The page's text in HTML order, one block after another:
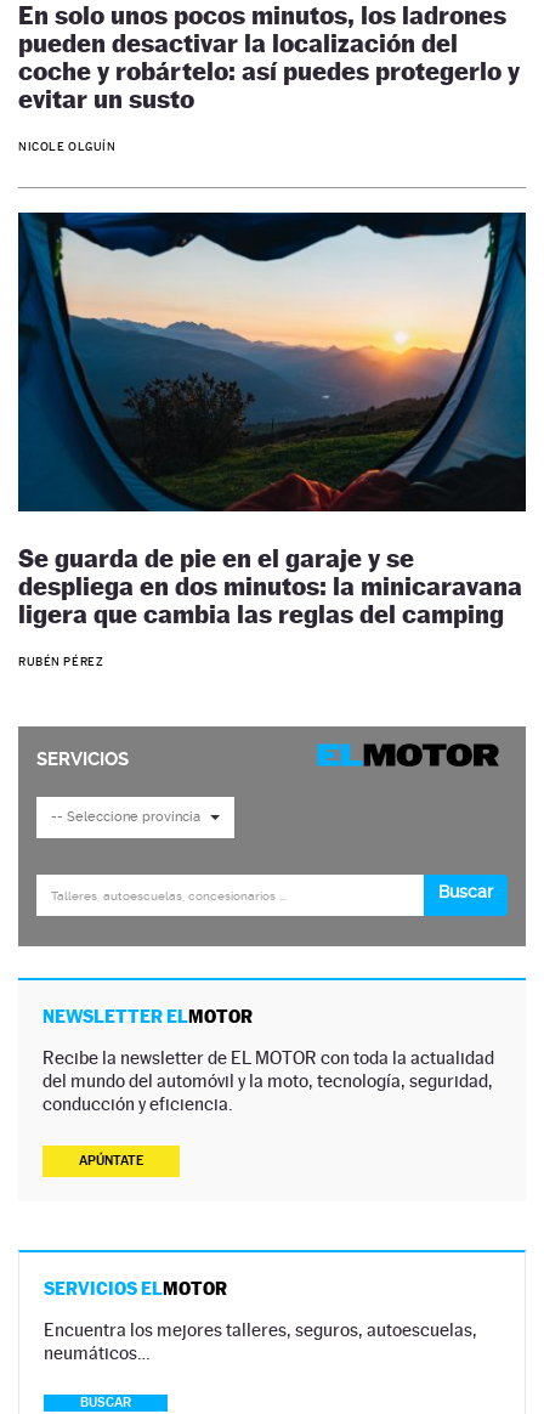
En solo unos pocos minutos, los ladrones
pueden desactivar la localización del
coche y robártelo: así puedes protegerlo y
evitar un susto
NICOLE OLGUÍN
Se guarda de pie en el garaje y se
despliega en dos minutos: la minicaravana
ligera que cambia las reglas del camping
RUBÉN PÉREZ
NEWSLETTER ELMOTOR
Recibe la newsletter de EL MOTOR con toda la actualidad
del mundo del automóvil y la moto, tecnología, seguridad,
conducción y eficiencia.
APÚNTATE
SERVICIOS ELMOTOR
Encuentra los mejores talleres, seguros, autoescuelas,
neumáticos…
BUSCAR